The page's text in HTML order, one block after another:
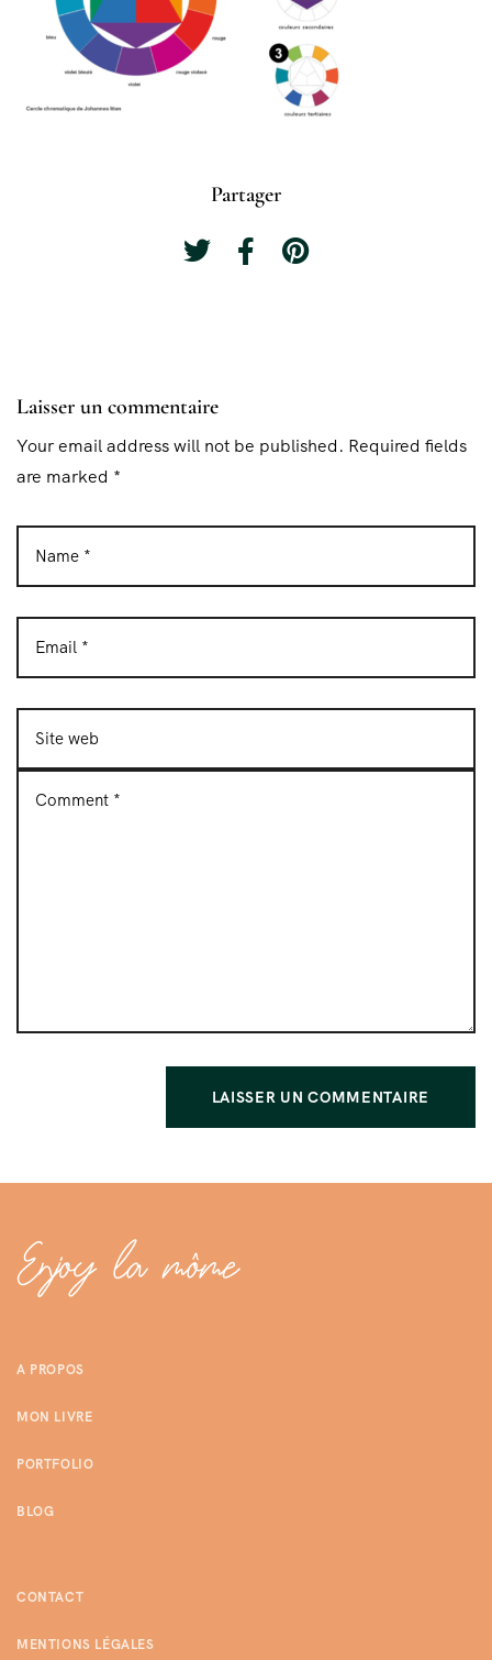
Partager
Laisser un commentaire
Your email address will not be published. Required fields
are marked *
A PROPOS
MON LIVRE
PORTFOLIO
BLOG
CONTACT
MENTIONS LÉGALES